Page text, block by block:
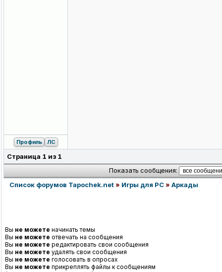
Профиль ЛС
Страница 1 из 1
Показать сообщения:
Список форумов Tapochek.net» Игры для PC» Аркады
Вы не можете начинать темы
Вы не можете отвечать на сообщения
Вы не можете редактировать свои сообщения
Вы не можете удалять свои сообщения
Вы не можете голосовать в опросах
Вы не можете прикреплять файлы к сообщениям